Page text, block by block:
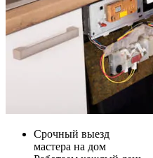
Срочный выезд
мастера на дом